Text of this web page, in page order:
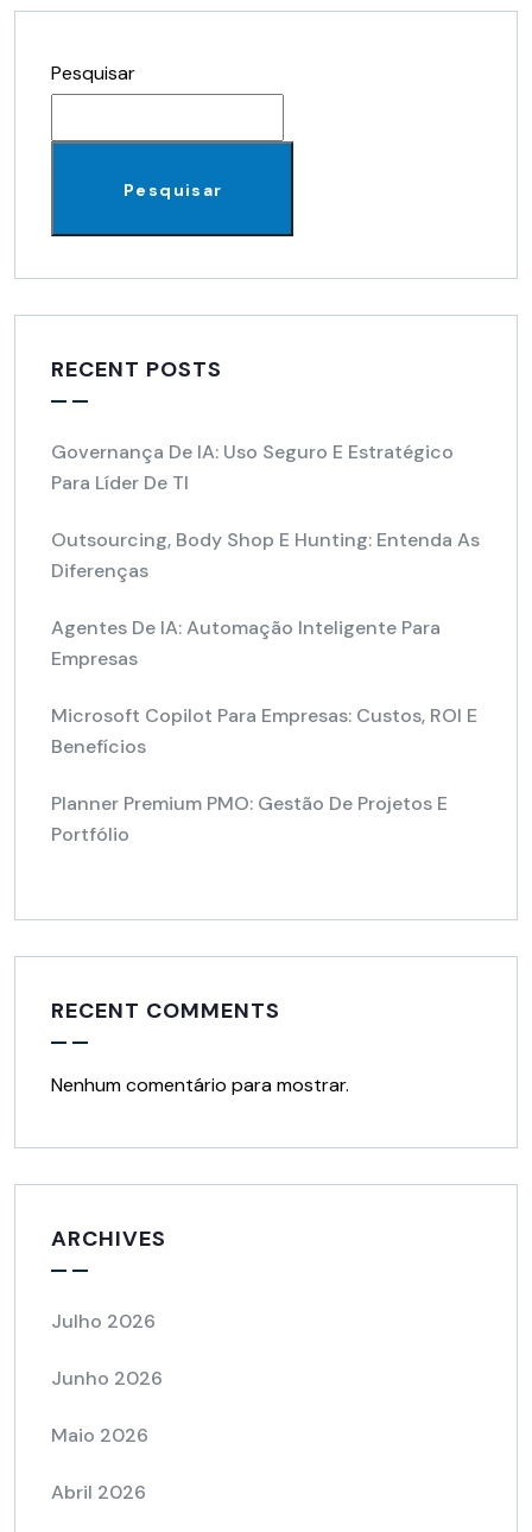
Pesquisar
Pesquisar
RECENT POSTS
Governança De IA: Uso Seguro E Estratégico
Para Líder De TI
Outsourcing, Body Shop E Hunting: Entenda As
Diferenças
Agentes De IA: Automação Inteligente Para
Empresas
Microsoft Copilot Para Empresas: Custos, ROI E
Benefícios
Planner Premium PMO: Gestão De Projetos E
Portfólio
RECENT COMMENTS
Nenhum comentário para mostrar.
ARCHIVES
Julho 2026
Junho 2026
Maio 2026
Abril 2026